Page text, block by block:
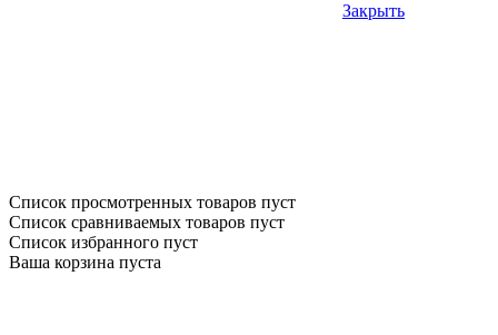
Закрыть
Список просмотренных товаров пуст
Список сравниваемых товаров пуст
Список избранного пуст
Ваша корзина пуста